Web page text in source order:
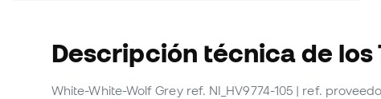
Descripción técnica de los
White-White-Wolf Grey ref. NI_HV9774-105 | ref.